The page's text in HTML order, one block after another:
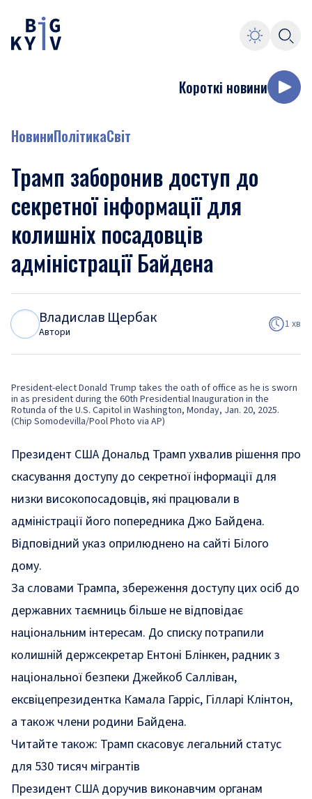
Короткі новини
НовиниПолітикаСвіт
Трамп заборонив доступ до
секретної інформації для
колишніх посадовців
адміністрації Байдена
Владислав Щербак
Автори
1 хв
President-elect Donald Trump takes the oath of office as he is sworn
in as president during the 60th Presidential Inauguration in the
Rotunda of the U.S. Capitol in Washington, Monday, Jan. 20, 2025.
(Chip Somodevilla/Pool Photo via AP)
Президент США Дональд Трамп ухвалив рішення про
скасування доступу до секретної інформації для
низки високопосадовців, які працювали в
адміністрації його попередника Джо Байдена.
Відповідний указ оприлюднено на сайті Білого
дому.
За словами Трампа, збереження доступу цих осіб до
державних таємниць більше не відповідає
національним інтересам. До списку потрапили
колишній держсекретар Ентоні Блінкен, радник з
національної безпеки Джейкоб Салліван,
ексвіцепрезидентка Камала Гарріс, Гілларі Клінтон,
а також члени родини Байдена.
Читайте також: Трамп скасовує легальний статус
для 530 тисяч мігрантів
Президент США доручив виконавчим органам